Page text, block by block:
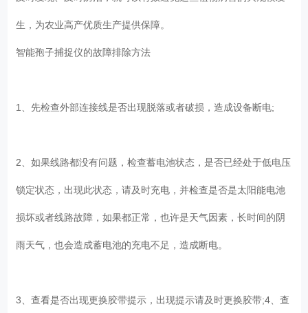
生，为农业高产优质生产提供保障。
智能孢子捕捉仪的故障排除方法
1、先检查外部连接线是否出现脱落或者破损，造成设备断电;
2、如果线路都没有问题，检查蓄电池状态，是否已经处于低电压
锁定状态，出现此状态，请及时充电，并检查是否是太阳能电池
损坏或者线路故障，如果都正常，也许是天气因素，长时间的阴
雨天气，也会造成蓄电池的充电不足，造成断电。
3、查看是否出现更换胶带提示，出现提示请及时更换胶带;4、查